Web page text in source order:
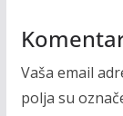
Vaša email
polja su